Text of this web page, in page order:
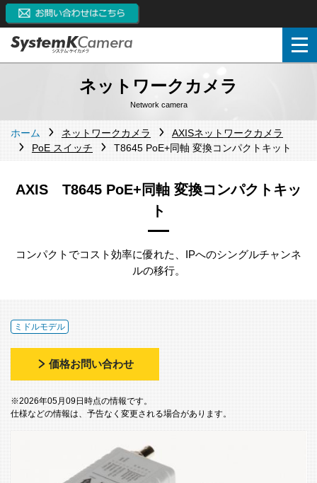
ネットワークカメラ
Network camera
ホーム ネットワークカメラ
AXISネットワークカメラ
PoE スイッチ
T8645 PoE+同軸 変換コンパクトキット
AXIS T8645 PoE+同軸 変換コンパクトキッ
ト
コンパクトでコスト効率に優れた、IPへのシングルチャンネ
ルの移⾏。
ミドルモデル
価格お問い合わせ
※2026年05月09日時点の情報です。
仕様などの情報は、予告なく変更される場合があります。